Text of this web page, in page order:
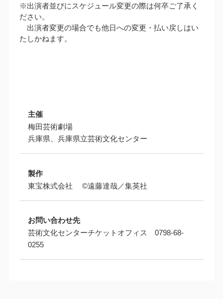
※出演者並びにスケジュール変更の際は何卒ご了承く
ださい。
出演者変更の場合でも他日への変更・払い戻しはい
たしかねます。
主催
梅田芸術劇場
兵庫県、兵庫県立芸術文化センター
製作
東宝株式会社 ©遠藤達哉／集英社
お問い合わせ先
芸術文化センターチケットオフィス 0798-68-
0255